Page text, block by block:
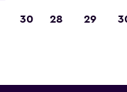
30 28 29